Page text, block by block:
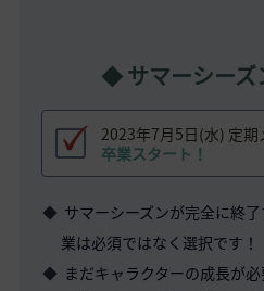
◆ サマーシーズ
2023年7月5日(水) 定期
卒業スタート！
サマーシーズンが完全に終
業は必須ではなく選択です！
まだキャラクターの成長が